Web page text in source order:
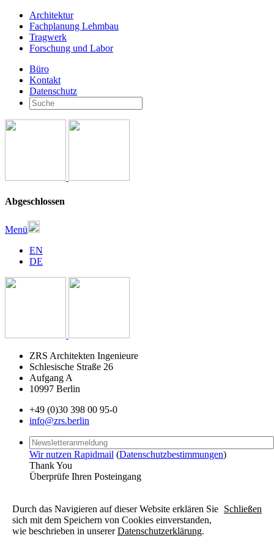
Architektur
Fachplanung Lehmbau
Tragwerk
Forschung und Labor
Büro
Kontakt
Datenschutz
Abgeschlossen
Menü
EN
DE
ZRS Architekten Ingenieure
Schlesische Straße 26
Aufgang A
10997 Berlin
+49 (0)30 398 00 95-0
info@zrs.berlin
Wir nutzen Rapidmail (Datenschutzbestimmungen)
Thank You
Überprüfe Ihren Posteingang
Durch das Navigieren auf dieser Website erklären Sie
sich mit dem Speichern von Cookies einverstanden,
wie beschrieben in unsererDatenschutzerklärung.
Schließen